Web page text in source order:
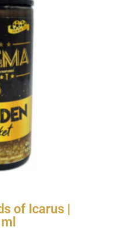
of Icarus |